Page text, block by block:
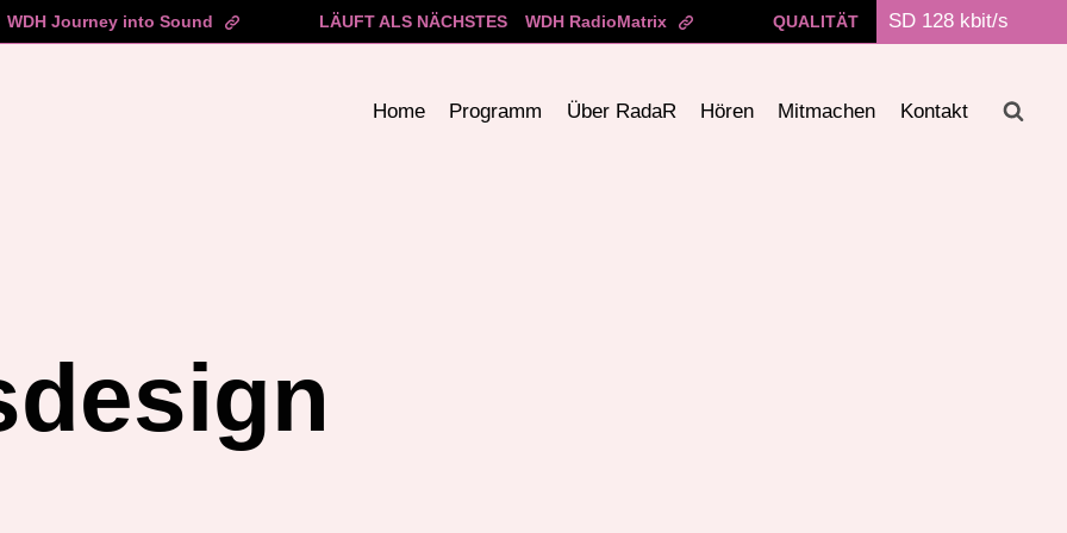
WDH Journey into Sound LÄUFT ALS NÄCHSTES WDH RadioMatrix QUALITÄT
Home Programm Über RadaR Hören Mitmachen Kontakt